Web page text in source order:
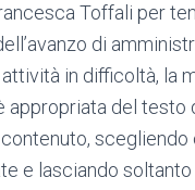
Toffali per
di
in difficoltà, la
del testo
e lasciando